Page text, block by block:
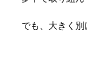
でも、大きく別